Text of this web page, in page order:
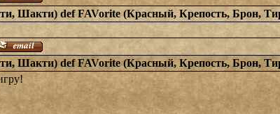
Шакти) def FAVorite (Красный, Крепость, Брон,
Шакти) def FAVorite (Красный, Крепость, Брон,